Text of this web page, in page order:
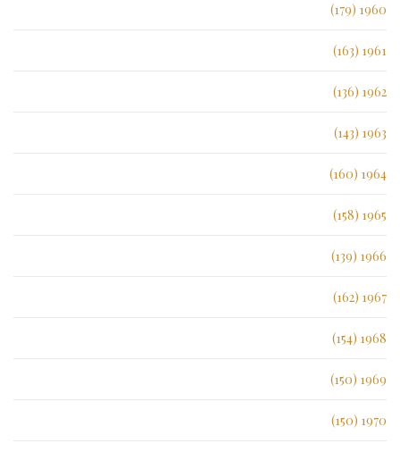
1960 (179)
1961 (163)
1962 (136)
1963 (143)
1964 (160)
1965 (158)
1966 (139)
1967 (162)
1968 (154)
1969 (150)
1970 (150)